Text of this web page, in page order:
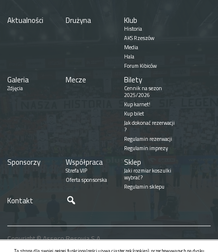
Aktualności Drużyna Klub
Historia
AKS Rzeszów
Media
Hala
Forum Kibiców
Galeria
Zdjęcia
Mecze Bilety
Cennik na sezon
2025/2026
Kup karnet!
Kup bilet
Jak dokonać rezerwacji
?
Regulamin rezerwacji
Regulamin imprezy
Sponsorzy Współpraca
Strefa VIP
Oferta sponsorska
Sklep
Jaki rozmiar koszulki
wybrać?
Regulamin sklepu
Kontakt
Copyright © Asseco Resovia S.A.